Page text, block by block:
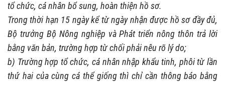
tổ chức, cá nhân bổ sung, hoàn thiện hồ sơ.
Trong thời hạn 15 ngày kể từ ngày nhận được hồ sơ đầy đủ,
Bộ trưởng Bộ Nông nghiệp và Phát triển nông thôn trả lời
bằng văn bản, trường hợp từ chối phải nêu rõ lý do;
b) Trường hợp tổ chức, cá nhân nhập khẩu tinh, phôi từ lần
thứ hai của cùng cá thể giống thì chỉ cần thông báo bằng